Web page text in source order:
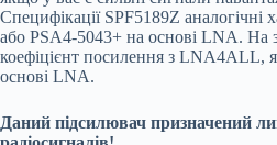
Специфікації SPF5189Z
або PSA4-5043+ на основі LNA. На
коефіцієнт посилення з LNA4ALL,
основі LNA.
Даний підсилювач призначений